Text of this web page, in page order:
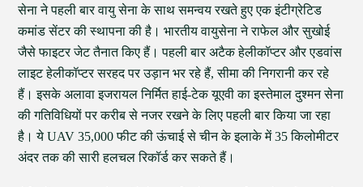
सेना ने पहली बार वायु सेना के साथ समन्वय रखते हुए एक इंटीग्रेटिड
कमांड सेंटर की स्थापना की है। भारतीय वायुसेना ने राफेल और सुखोई
जैसे फाइटर जेट तैनात किए हैं। पहली बार अटैक हेलीकॉप्टर और एडवांस
लाइट हेलीकॉप्टर सरहद पर उड़ान भर रहे हैं, सीमा की निगरानी कर रहे
हैं। इसके अलावा इजरायल निर्मित हाई-टेक यूएवी का इस्तेमाल दुश्मन सेना
की गतिविधियों पर करीब से नजर रखने के लिए पहली बार किया जा रहा
है। ये UAV 35,000 फीट की ऊंचाई से चीन के इलाके में 35 किलोमीटर
अंदर तक की सारी हलचल रिकॉर्ड कर सकते हैं।